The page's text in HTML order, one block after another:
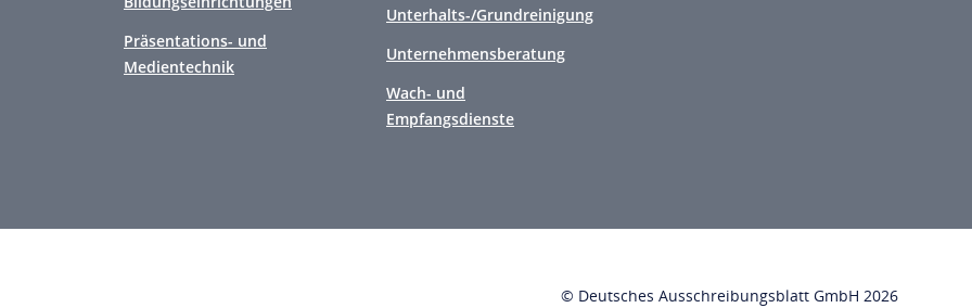
Präsentations- und
Medientechnik
Unterhalts-/Grundreinigung
Unternehmensberatung
Wach- und
Empfangsdienste
© Deutsches Ausschreibungsblatt GmbH 2026